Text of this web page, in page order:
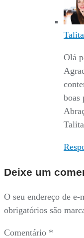
Olá
boas
Deixe um
O seu endereço de
obrigatórios são
Comentário *